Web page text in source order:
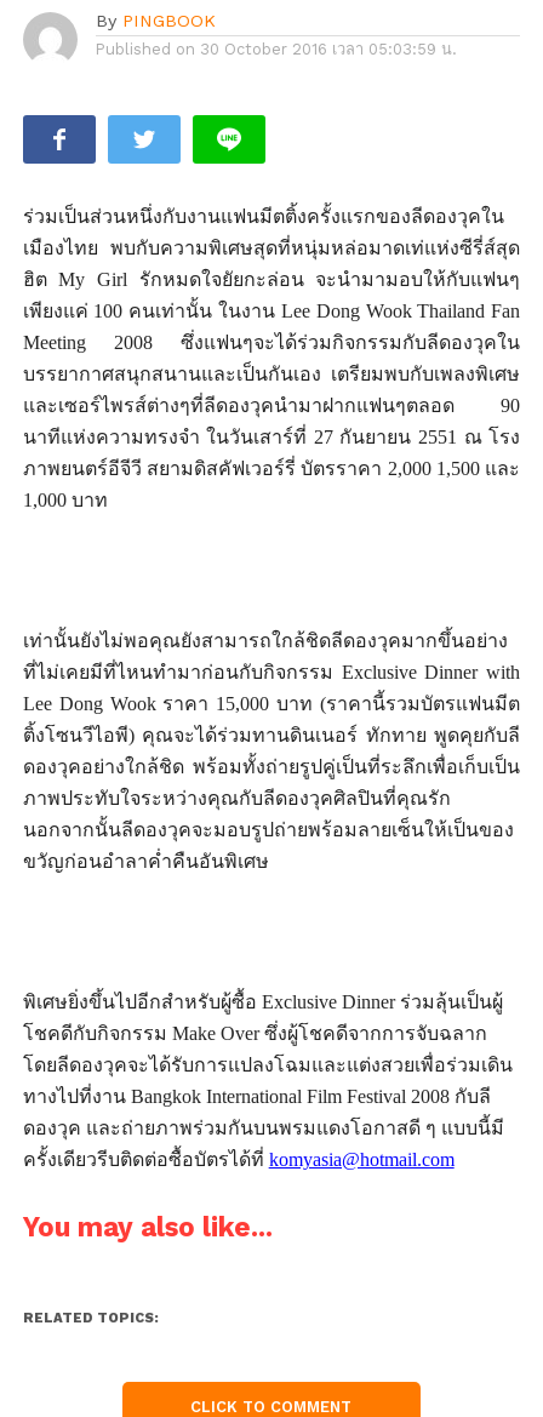
By PINGBOOK
Published on 30 October 2016 เวลา 05:03:59 น.
ร่วมเป็นส่วนหนึ่งกับงานแฟนมีตติ้งครั้งแรกของลีดองวุคใน
เมืองไทย พบกับความพิเศษสุดที่หนุ่มหล่อมาดเท่แห่งซีรี่ส์สุด
ฮิตMy Girl รักหมดใจยัยกะล่อน จะนำมามอบให้กับแฟนๆ
เพียงแค่ 100 คนเท่านั้น ในงาน Lee Dong Wook Thailand Fan
Meeting 2008 ซึ่งแฟนๆจะได้ร่วมกิจกรรมกับลีดองวุคใน
บรรยากาศสนุกสนานและเป็นกันเอง เตรียมพบกับเพลงพิเศษ
และเซอร์ไพรส์ต่างๆที่ลีดองวุคนำมาฝากแฟนๆตลอด 90
นาทีแห่งความทรงจำ ในวันเสาร์ที่ 27 กันยายน 2551 ณ โรง
ภาพยนตร์อีจีวี สยามดิสคัฟเวอร์รี่ บัตรราคา 2,000 1,500 และ
1,000 บาท
เท่านั้นยังไม่พอคุณยังสามารถใกล้ชิดลีดองวุคมากขึ้นอย่าง
ที่ไม่เคยมีที่ไหนทำมาก่อนกับกิจกรรม Exclusive Dinner with
Lee Dong Wook ราคา 15,000 บาท (ราคานี้รวมบัตรแฟนมีต
ติ้งโซนวีไอพี) คุณจะได้ร่วมทานดินเนอร์ ทักทาย พูดคุยกับลี
ดองวุคอย่างใกล้ชิด พร้อมทั้งถ่ายรูปคู่เป็นที่ระลึกเพื่อเก็บเป็น
ภาพประทับใจระหว่างคุณกับลีดองวุคศิลปินที่คุณรัก
นอกจากนั้นลีดองวุคจะมอบรูปถ่ายพร้อมลายเซ็นให้เป็นของ
ขวัญก่อนอำลาค่ำคืนอันพิเศษ
พิเศษยิ่งขึ้นไปอีกสำหรับผู้ซื้อ Exclusive Dinner ร่วมลุ้นเป็นผู้
โชคดีกับกิจกรรม Make Over ซึ่งผู้โชคดีจากการจับฉลาก
โดยลีดองวุคจะได้รับการแปลงโฉมและแต่งสวยเพื่อร่วมเดิน
ทางไปที่งาน Bangkok International Film Festival 2008 กับลี
ดองวุค และถ่ายภาพร่วมกันบนพรมแดงโอกาสดี ๆ แบบนี้มี
ครั้งเดียวรีบติดต่อซื้อบัตรได้ที่ komyasia@hotmail.com
You may also like...
RELATED TOPICS:
CLICK TO COMMENT